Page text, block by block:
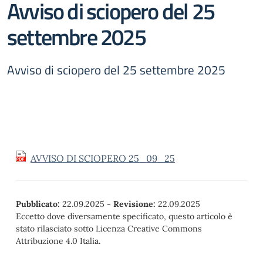
Avviso di sciopero del 25
settembre 2025
Avviso di sciopero del 25 settembre 2025
AVVISO DI SCIOPERO 25_09_25
Pubblicato: 22.09.2025 - Revisione: 22.09.2025
Eccetto dove diversamente specificato, questo articolo è
stato rilasciato sotto Licenza Creative Commons
Attribuzione 4.0 Italia.